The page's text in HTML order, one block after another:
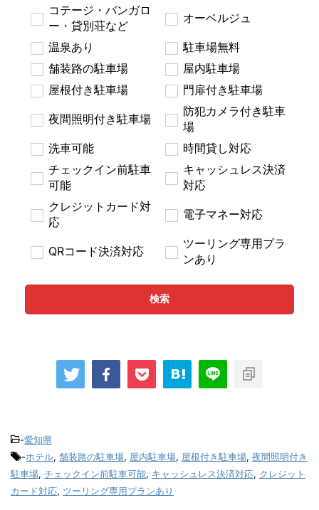
コテージ・バンガロ
ー・貸別荘など
オーベルジュ
温泉あり
駐車場無料
舗装路の駐車場
屋内駐車場
屋根付き駐車場
門扉付き駐車場
夜間照明付き駐車場
防犯カメラ付き駐車
場
洗車可能
時間貸し対応
チェックイン前駐車
可能
キャッシュレス決済
対応
クレジットカード対
応
電子マネー対応
QRコード決済対応
ツーリング専用プラ
ンあり
検索
-愛知県
-ホテル, 舗装路の駐車場, 屋内駐車場, 屋根付き駐車場, 夜間照明付き
駐車場, チェックイン前駐車可能, キャッシュレス決済対応, クレジット
カード対応, ツーリング専用プランあり